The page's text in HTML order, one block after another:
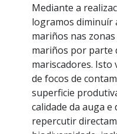
Mediante a
logramos diminuír
mariños nas
mariños por parte
mariscadores. Isto
de focos de
superficie
calidade da auga
repercutir